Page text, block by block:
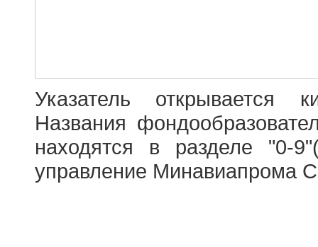
Указатель открывается
Названия
находятся в разделе "0-
управление Минавиапрома